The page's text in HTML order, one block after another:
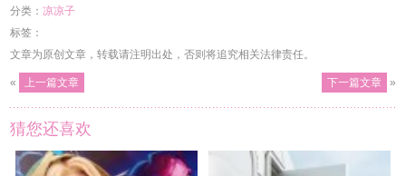
分类：凉凉子
标签：
文章为原创文章，转载请注明出处，否则将追究相关法律责任。
« 上一篇文章 下一篇文章 »
猜您还喜欢